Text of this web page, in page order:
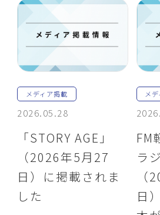
メディア掲載
2026.05.28
「STORY AGE」
（2026年5月27
日）に掲載されま
した
メ
FM
ラ
（
日